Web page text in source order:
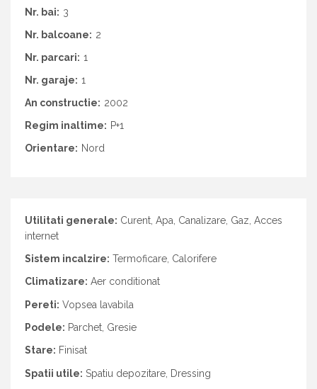
Nr. bai: 3
Nr. balcoane: 2
Nr. parcari: 1
Nr. garaje: 1
An constructie: 2002
Regim inaltime: P+1
Orientare: Nord
Utilitati generale: Curent, Apa, Canalizare, Gaz, Acces
internet
Sistem incalzire: Termoficare, Calorifere
Climatizare: Aer conditionat
Pereti: Vopsea lavabila
Podele: Parchet, Gresie
Stare: Finisat
Spatii utile: Spatiu depozitare, Dressing